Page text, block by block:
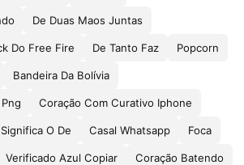
De Duas Maos Juntas
Do Free Fire De Tanto Faz Popcorn
Bandeira Da Bolívia
Coração Com Curativo Iphone
O De Casal Whatsapp Foca
Verificado Azul Copiar Coração Batendo